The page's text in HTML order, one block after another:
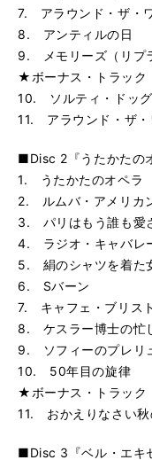
7. アラウンド・ザ・
8. アンティルの日
9. メモリーズ（リプ
★ボーナス・トラック
10. ソルティ・ドッグ
11. アラウンド・ザ・
■Disc 2『うたかたの
1. うたかたのオペラ
2. ルムバ・アメリカ
3. パリはもう誰も愛
4. ラジオ・キャバレ
5. 絹のシャツを着た
6. Sバーン
7. キャフェ・ブリス
8. ケスラー博士の忙
9. ソフィーのプレリ
10. 50年目の旋律
★ボーナス・トラック
11. おかえりなさい秋
■Disc 3『ベル・エキ